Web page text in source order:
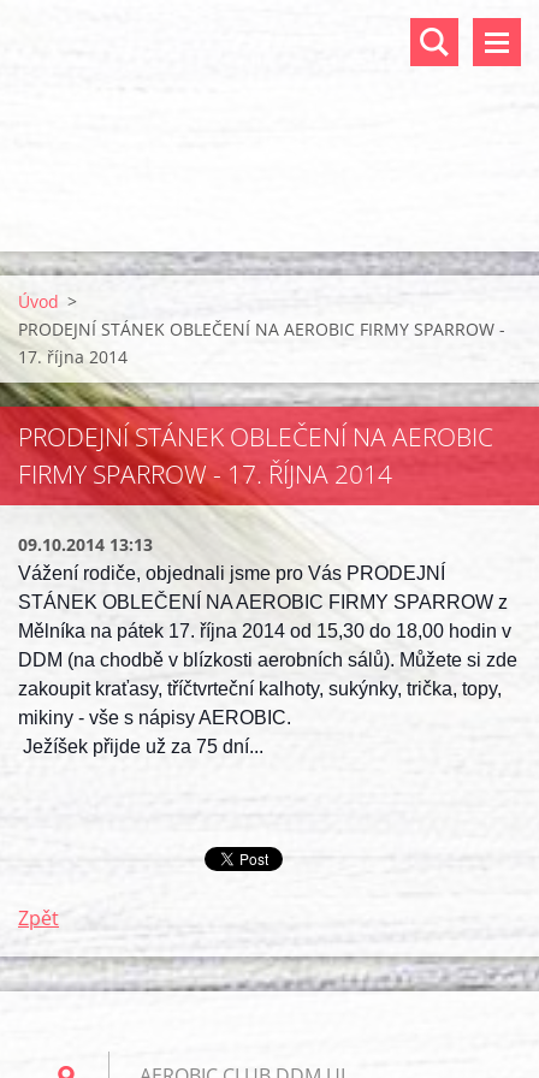
Úvod >
PRODEJNÍ STÁNEK OBLEČENÍ NA AEROBIC FIRMY SPARROW -
17. října 2014
PRODEJNÍ STÁNEK OBLEČENÍ NA AEROBIC
FIRMY SPARROW - 17. ŘÍJNA 2014
09.10.2014 13:13
Vážení rodiče, objednali jsme pro Vás PRODEJNÍ
STÁNEK OBLEČENÍ NA AEROBIC FIRMY SPARROW z
Mělníka na pátek 17. října 2014 od 15,30 do 18,00 hodin v
DDM (na chodbě v blízkosti aerobních sálů). Můžete si zde
zakoupit kraťasy, tříčtvrteční kalhoty, sukýnky, trička, topy,
mikiny - vše s nápisy AEROBIC.
Ježíšek přijde už za 75 dní...
Zpět